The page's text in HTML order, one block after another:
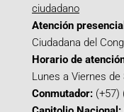
ciudadano
Atención presencial
Ciudadana del
Horario de
Lunes a Viernes
Conmutador: (+57)